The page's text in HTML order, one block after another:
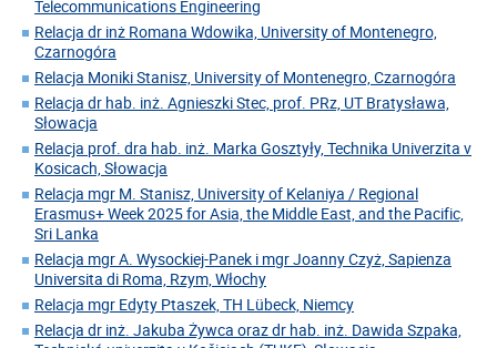
Telecommunications Engineering
Relacja dr inż Romana Wdowika, University of Montenegro,
Czarnogóra
Relacja Moniki Stanisz, University of Montenegro, Czarnogóra
Relacja dr hab. inż. Agnieszki Stec, prof. PRz, UT Bratysława,
Słowacja
Relacja prof. dra hab. inż. Marka Gosztyły, Technika Univerzita v
Kosicach, Słowacja
Relacja mgr M. Stanisz, University of Kelaniya / Regional
Erasmus+ Week 2025 for Asia, the Middle East, and the Pacific,
Sri Lanka
Relacja mgr A. Wysockiej-Panek i mgr Joanny Czyż, Sapienza
Universita di Roma, Rzym, Włochy
Relacja mgr Edyty Ptaszek, TH Lübeck, Niemcy
Relacja dr inż. Jakuba Żywca oraz dr hab. inż. Dawida Szpaka,